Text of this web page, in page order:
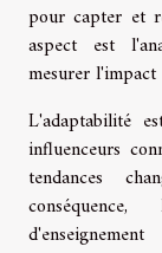
pour capter et
aspect est
mesurer
L'adaptabilité
influenceurs
tendances